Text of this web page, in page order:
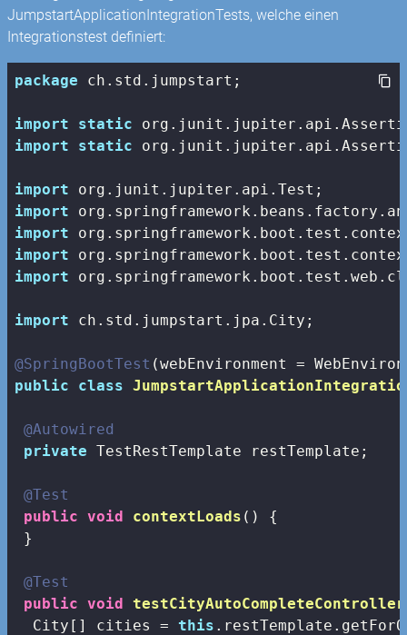
JumpstartApplicationIntegrationTests, welche einen
Integrationstest definiert:
package ch.std.jumpstart;
import
static
import
static
import
import
import
import
import
import ch.std.jumpstart.jpa.City;
@SpringBootTest
public
class
@Autowired
private TestRestTemplate restTemplate;
@Test
public void contextLoads ()
{
}
@Test
public void testCityAutoCompleteController
  City[] cities =
this